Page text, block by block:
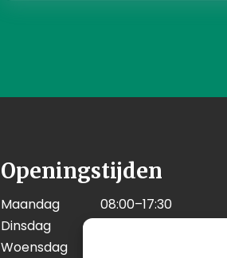
Openingstijden
Maandag
08:00–17:30
Dinsdag
Woensdag